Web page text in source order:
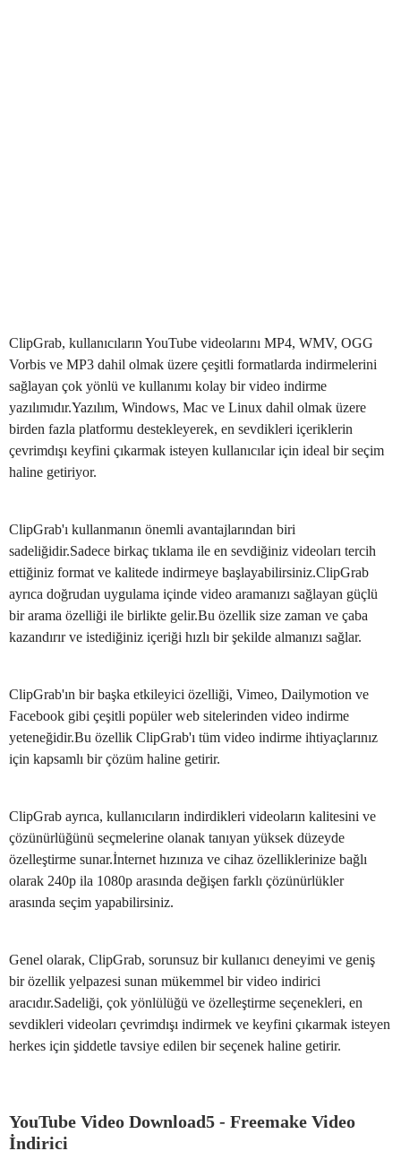
ClipGrab, kullanıcıların YouTube videolarını MP4, WMV, OGG
Vorbis ve MP3 dahil olmak üzere çeşitli formatlarda indirmelerini
sağlayan çok yönlü ve kullanımı kolay bir video indirme
yazılımıdır.Yazılım, Windows, Mac ve Linux dahil olmak üzere
birden fazla platformu destekleyerek, en sevdikleri içeriklerin
çevrimdışı keyfini çıkarmak isteyen kullanıcılar için ideal bir seçim
haline getiriyor.
ClipGrab'ı kullanmanın önemli avantajlarından biri
sadeliğidir.Sadece birkaç tıklama ile en sevdiğiniz videoları tercih
ettiğiniz format ve kalitede indirmeye başlayabilirsiniz.ClipGrab
ayrıca doğrudan uygulama içinde video aramanızı sağlayan güçlü
bir arama özelliği ile birlikte gelir.Bu özellik size zaman ve çaba
kazandırır ve istediğiniz içeriği hızlı bir şekilde almanızı sağlar.
ClipGrab'ın bir başka etkileyici özelliği, Vimeo, Dailymotion ve
Facebook gibi çeşitli popüler web sitelerinden video indirme
yeteneğidir.Bu özellik ClipGrab'ı tüm video indirme ihtiyaçlarınız
için kapsamlı bir çözüm haline getirir.
ClipGrab ayrıca, kullanıcıların indirdikleri videoların kalitesini ve
çözünürlüğünü seçmelerine olanak tanıyan yüksek düzeyde
özelleştirme sunar.İnternet hızınıza ve cihaz özelliklerinize bağlı
olarak 240p ila 1080p arasında değişen farklı çözünürlükler
arasında seçim yapabilirsiniz.
Genel olarak, ClipGrab, sorunsuz bir kullanıcı deneyimi ve geniş
bir özellik yelpazesi sunan mükemmel bir video indirici
aracıdır.Sadeliği, çok yönlülüğü ve özelleştirme seçenekleri, en
sevdikleri videoları çevrimdışı indirmek ve keyfini çıkarmak isteyen
herkes için şiddetle tavsiye edilen bir seçenek haline getirir.
YouTube Video Download5 - Freemake Video
İndirici